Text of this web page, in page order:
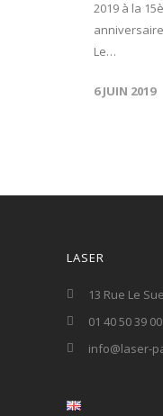
2019 à la
Le…
6 JUIN 2019
LASER
13 Rue Le
01 40 50 39 00
info@laser-